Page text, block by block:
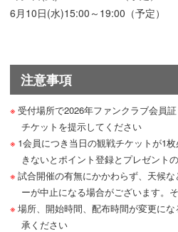
6月10日(水)15:00～19:00（予定）
注意事項
受付場所で2026年ファンクラブ会員
チケットを提示してください
1会員につき当日の観戦チケットが1
きないとポイント登録とプレゼント
試合開催の有無にかかわらず、天候
ーが中止になる場合がございます。
場所、開始時間、配布時間が変更に
承ください